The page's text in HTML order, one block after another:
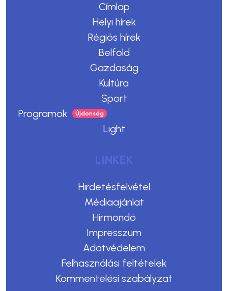
Címlap
Helyi hírek
Régiós hírek
Belföld
Gazdaság
Kultúra
Sport
Programok
Light
LINKEK
Hirdetésfelvétel
Médiaajánlat
Hírmondó
Impresszum
Adatvédelem
Felhasználási feltételek
Kommentelési szabályzat